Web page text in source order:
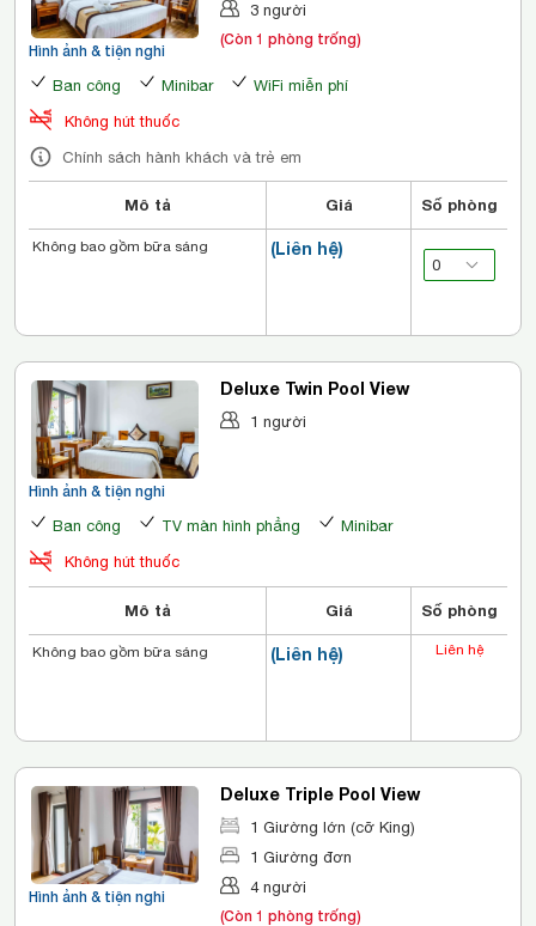
Hình ảnh & tiện nghi
3 người
(Còn 1 phòng trống)
Ban công Minibar
WiFi miễn phí
Không hút thuốc
Chính sách hành khách và trẻ em
Mô tả Giá Số phòng
(Liên hệ)
Không bao gồm bữa sáng
Hình ảnh & tiện nghi
Deluxe Twin Pool View
1 người
Ban công TV màn hình phẳng
Minibar
Không hút thuốc
Mô tả Giá Số phòng
(Liên hệ)
Không bao gồm bữa sáng Liên hệ
Hình ảnh & tiện nghi
Deluxe Triple Pool View
1 Giường lớn (cỡ King)
1 Giường đơn
4 người
(Còn 1 phòng trống)